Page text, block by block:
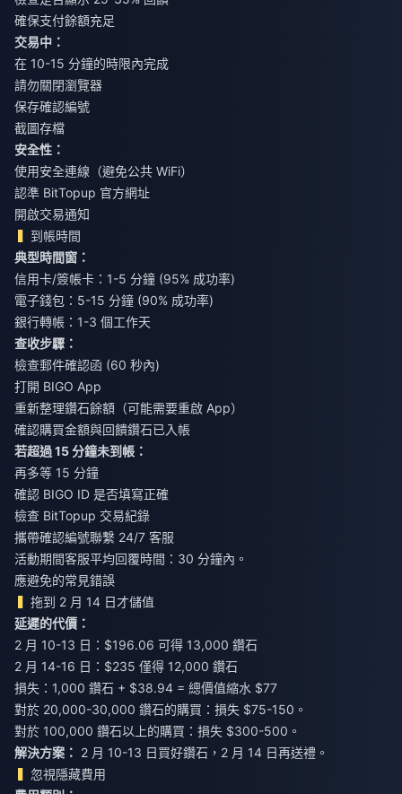
確保支付餘額充足
交易中：
在 10-15 分鐘的時限內完成
請勿關閉瀏覽器
保存確認編號
截圖存檔
安全性：
使用安全連線（避免公共 WiFi）
認準 BitTopup 官方網址
開啟交易通知
到帳時間
典型時間窗：
信用卡/簽帳卡：1-5 分鐘 (95% 成功率)
電子錢包：5-15 分鐘 (90% 成功率)
銀行轉帳：1-3 個工作天
查收步驟：
檢查郵件確認函 (60 秒內)
打開 BIGO App
重新整理鑽石餘額（可能需要重啟 App）
確認購買金額與回饋鑽石已入帳
若超過 15 分鐘未到帳：
再多等 15 分鐘
確認 BIGO ID 是否填寫正確
檢查 BitTopup 交易紀錄
攜帶確認編號聯繫 24/7 客服
活動期間客服平均回覆時間：30 分鐘內。
應避免的常見錯誤
拖到 2 月 14 日才儲值
延遲的代價：
2 月 10-13 日：$196.06 可得 13,000 鑽石
2 月 14-16 日：$235 僅得 12,000 鑽石
損失：1,000 鑽石 + $38.94 = 總價值縮水 $77
對於 20,000-30,000 鑽石的購買：損失 $75-150。
對於 100,000 鑽石以上的購買：損失 $300-500。
解決方案： 2 月 10-13 日買好鑽石，2 月 14 日再送禮。
忽視隱藏費用